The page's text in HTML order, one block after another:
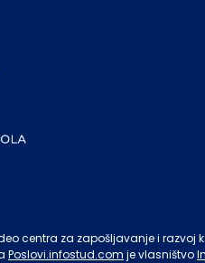
centra za zapošljavanje i razvoj
Poslovi.infostud.com je vlasništvo